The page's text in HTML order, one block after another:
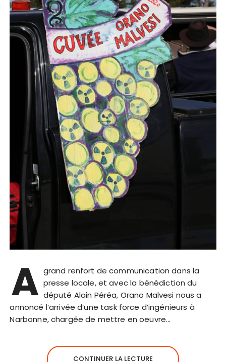
A grand renfort de communication dans la
presse locale, et avec la bénédiction du
député Alain Péréa, Orano Malvesi nous a
annoncé l’arrivée d’une task force d’ingénieurs à
Narbonne, chargée de mettre en oeuvre…
CONTINUER LA LECTURE